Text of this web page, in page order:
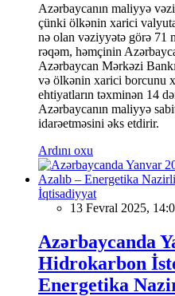
Azərbaycanın maliyyə
çünki ölkənin xarici
nə olan vəziyyətə görə 71
rəqəm, həmçinin
Azərbaycan Mərkəzi
və ölkənin xarici borcunu
ehtiyatların təxminən 14
Azərbaycanın maliyyə
idarəetməsini əks etdirir.
Ardını oxu
İqtisadiyyat
13 Fevral 2025,
Azərbaycanda
Hidrokarbon
Energetika